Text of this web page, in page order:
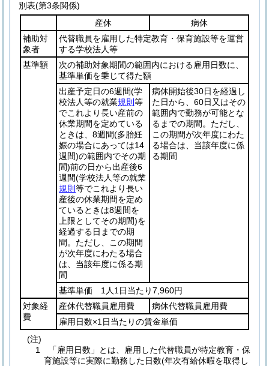
別表(第3条関係)
産休
病休
補助対
象者
代替職員を雇用した特定教育・保育施設等を運営
する学校法人等
基準額
次の補助対象期間の範囲内における雇用日数に、
基準単価を乗じて得た額
出産予定日の6週間(学
校法人等の就業規則 等
でこれより長い産前の
休業期間を定めている
ときは、8週間(多胎妊
娠の場合にあっては14
週間)の範囲内でその期
間)前の日から出産後6
週間(学校法人等の就業
規則 等でこれより長い
産後の休業期間を定め
ているときは8週間を
上限としてその期間)を
経過する日までの期
間。ただし、この期間
が次年度にわたる場合
は、当該年度に係る期
間
病休開始後30日を経過し
た日から、60日又はその
範囲内で勤務が可能とな
るまでの期間。ただし、
この期間が次年度にわた
る場合は、当該年度に係
る期間
基準単価 1人1日当たり7,960円
対象経
費
産休代替職員雇用費
病休代替職員雇用費
雇用日数×1日当たりの賃金単価
(注)
1 「雇用日数」とは、雇用した代替職員が特定教育・保
育施設等に実際に勤務した日数(年次有給休暇を取得し